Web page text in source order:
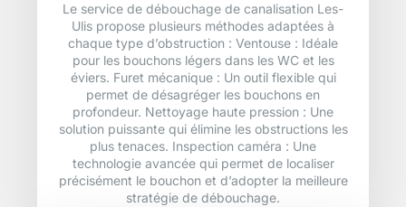
Le service de débouchage de canalisation Les-
Ulis propose plusieurs méthodes adaptées à
chaque type d’obstruction : Ventouse : Idéale
pour les bouchons légers dans les WC et les
éviers. Furet mécanique : Un outil flexible qui
permet de désagréger les bouchons en
profondeur. Nettoyage haute pression : Une
solution puissante qui élimine les obstructions les
plus tenaces. Inspection caméra : Une
technologie avancée qui permet de localiser
précisément le bouchon et d’adopter la meilleure
stratégie de débouchage.